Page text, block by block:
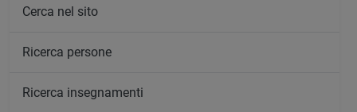
Cerca nel sito
Ricerca persone
Ricerca insegnamenti